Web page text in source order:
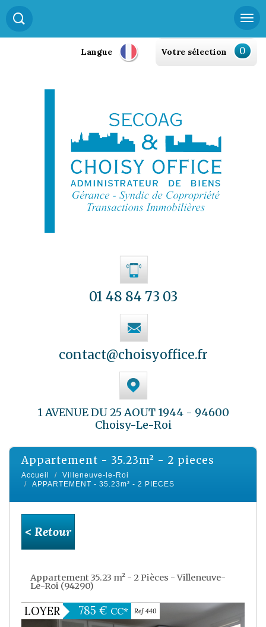
Langue Votre sélection 0
01 48 84 73 03
contact@choisyoffice.fr
1 AVENUE DU 25 AOUT 1944 - 94600
Choisy-Le-Roi
appartement - 35.23m² - 2 pieces
Accueil
Villeneuve-le-Roi
APPARTEMENT - 35.23m² - 2 PIECES
< Retour
Appartement 35.23 m² - 2 Pièces - Villeneuve-
Le-Roi (94290)
LOYER 785 € CC* Ref 440